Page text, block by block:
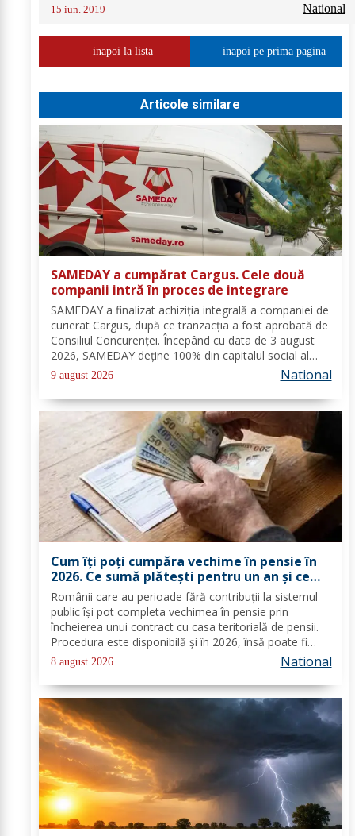
15 iun. 2019 National
inapoi la lista inapoi pe prima pagina
Articole similare
SAMEDAY a cumpărat Cargus. Cele două
companii intră în proces de integrare
SAMEDAY a finalizat achiziția integrală a companiei de
curierat Cargus, după ce tranzacția a fost aprobată de
Consiliul Concurenței. Începând cu data de 3 august
2026, SAMEDAY deține 100% din capitalul social al
Cargus, au anunțat marți, 4 august, reprezentanții
companiei. Companiile nu au anunțat...
9 august 2026 National
Cum îți poți cumpăra vechime în pensie în
2026. Ce sumă plătești pentru un an și ce
documente trebuie depuse
Românii care au perioade fără contribuții la sistemul
public își pot completa vechimea în pensie prin
încheierea unui contract cu casa teritorială de pensii.
Procedura este disponibilă și în 2026, însă poate fi
folosită doar în condițiile prevăzute de lege. Costul
depinde de salariul minim brut...
8 august 2026 National